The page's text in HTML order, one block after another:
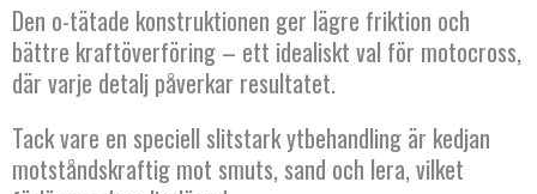
Den o-tätade konstruktionen ger lägre friktion och
bättre kraftöverföring – ett idealiskt val för motocross,
där varje detalj påverkar resultatet.
Tack vare en speciell slitstark ytbehandling är kedjan
motståndskraftig mot smuts, sand och lera, vilket